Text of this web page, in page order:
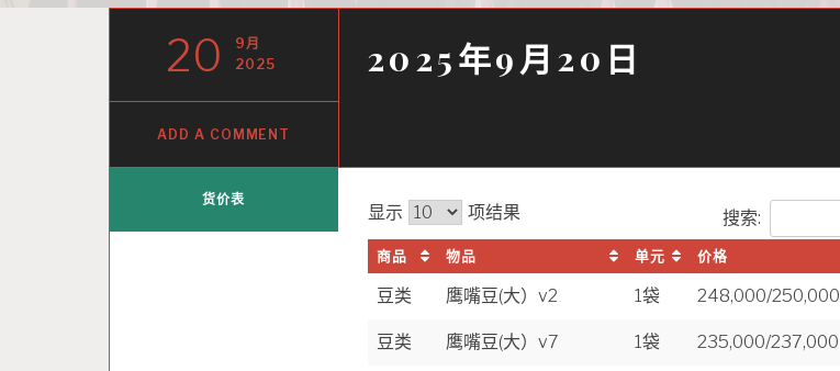
2025年9月20日
20
9月
2025
ADD A COMMENT
显示 项结果 搜索:
商品 物品 单元 价格
豆类 鹰嘴豆(大）v2 1袋 248,000/250,000
豆类 鹰嘴豆(大）v7 1袋 235,000/237,000
货价表